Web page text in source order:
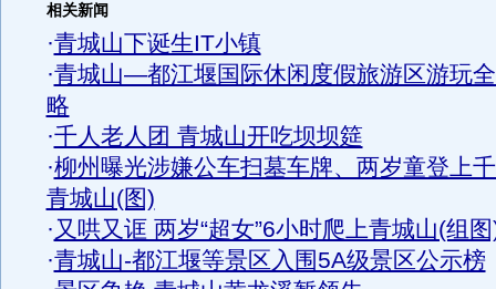
相关新闻
·青城山下诞生IT小镇
·青城山—都江堰国际休闲度假旅游区游玩
略
·千人老人团 青城山开吃坝坝筵
·柳州曝光涉嫌公车扫墓车牌、两岁童登上
青城山(图)
·又哄又诓 两岁“超女”6小时爬上青城山(组
·青城山-都江堰等景区入围5A级景区公示榜